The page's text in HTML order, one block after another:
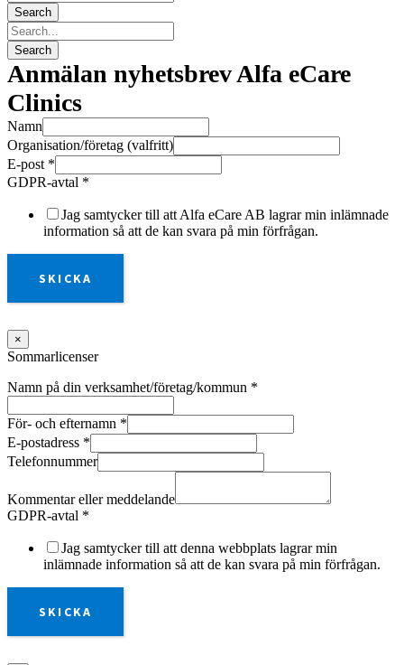
Anmälan nyhetsbrev Alfa eCare
Clinics
Namn
Organisation/företag (valfritt)
E-post *
GDPR-avtal *
Jag samtycker till att Alfa eCare AB lagrar min inlämnade
information så att de kan svara på min förfrågan.
SKICKA
×
Sommarlicenser
Namn på din verksamhet/företag/kommun *
För- och efternamn *
E-postadress *
Telefonnummer
Kommentar eller meddelande
GDPR-avtal *
Jag samtycker till att denna webbplats lagrar min
inlämnade information så att de kan svara på min förfrågan.
SKICKA